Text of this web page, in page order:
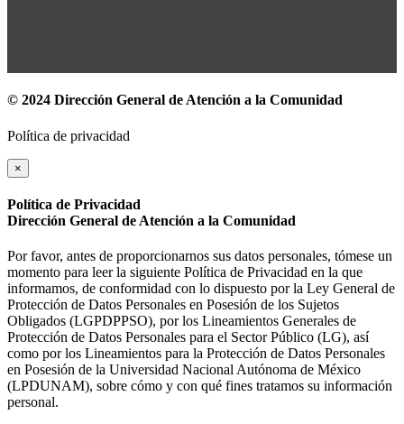
© 2024 Dirección General de Atención a la Comunidad
Política de privacidad
×
Política de Privacidad
Dirección General de Atención a la Comunidad
Por favor, antes de proporcionarnos sus datos personales, tómese un
momento para leer la siguiente Política de Privacidad en la que
informamos, de conformidad con lo dispuesto por la Ley General de
Protección de Datos Personales en Posesión de los Sujetos
Obligados (LGPDPPSO), por los Lineamientos Generales de
Protección de Datos Personales para el Sector Público (LG), así
como por los Lineamientos para la Protección de Datos Personales
en Posesión de la Universidad Nacional Autónoma de México
(LPDUNAM), sobre cómo y con qué fines tratamos su información
personal.